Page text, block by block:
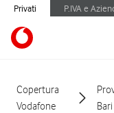
Privati P.IVA e
Copertura
Vodafone
Bari